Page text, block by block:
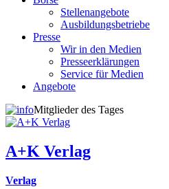
Stellenangebote
Ausbildungsbetriebe
Presse
Wir in den Medien
Presseerklärungen
Service für Medien
Angebote
Mitglieder des Tages
A+K Verlag
Verlag